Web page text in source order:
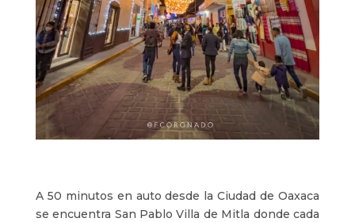
A 50 minutos en auto desde la Ciudad de Oaxaca
se encuentra San Pablo Villa de Mitla donde cada